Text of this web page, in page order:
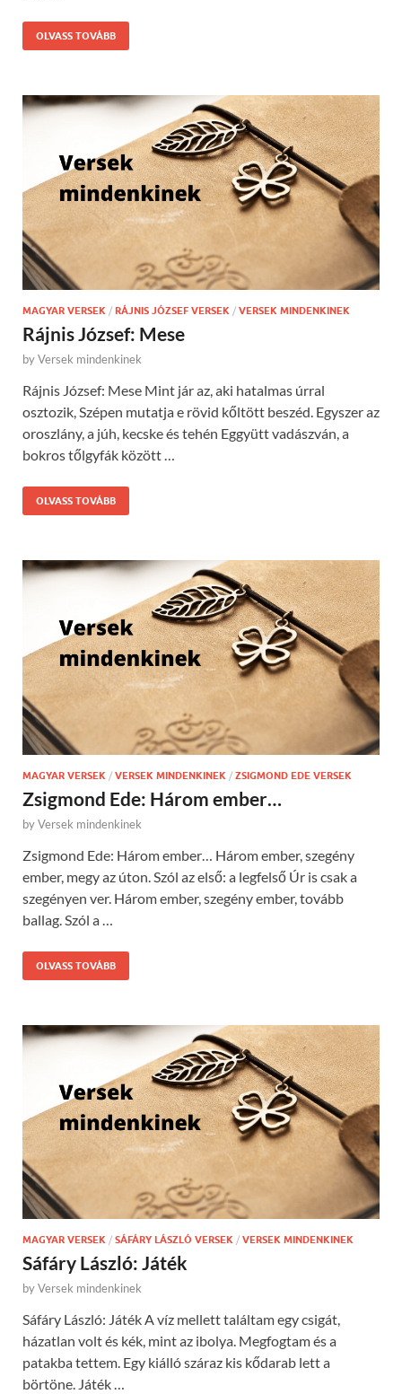
OLVASS TOVÁBB
MAGYAR VERSEK / RÁJNIS JÓZSEF VERSEK / VERSEK MINDENKINEK
Rájnis József: Mese
byVersek mindenkinek
Rájnis József: Mese Mint jár az, aki hatalmas úrral
osztozik, Szépen mutatja e rövid kőltött beszéd. Egyszer az
oroszlány, a júh, kecske és tehén Eggyütt vadászván, a
bokros tőlgyfák között …
OLVASS TOVÁBB
MAGYAR VERSEK / VERSEK MINDENKINEK / ZSIGMOND EDE VERSEK
Zsigmond Ede: Három ember…
byVersek mindenkinek
Zsigmond Ede: Három ember… Három ember, szegény
ember, megy az úton. Szól az első: a legfelső Úr is csak a
szegényen ver. Három ember, szegény ember, tovább
ballag. Szól a …
OLVASS TOVÁBB
MAGYAR VERSEK / SÁFÁRY LÁSZLÓ VERSEK / VERSEK MINDENKINEK
Sáfáry László: Játék
byVersek mindenkinek
Sáfáry László: Játék A víz mellett találtam egy csigát,
házatlan volt és kék, mint az ibolya. Megfogtam és a
patakba tettem. Egy kiálló száraz kis kődarab lett a
börtöne. Játék …